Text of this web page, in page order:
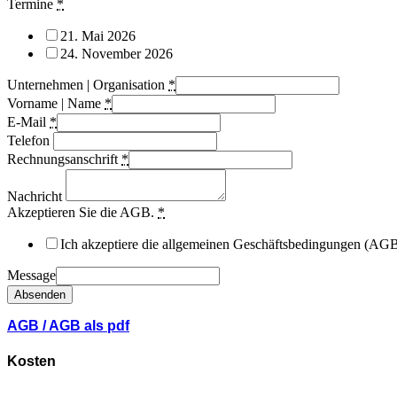
Termine *
21. Mai 2026
24. November 2026
Unternehmen | Organisation *
Vorname | Name *
E-Mail *
Telefon
Rechnungsanschrift *
Nachricht
Akzeptieren Sie die AGB. *
Ich akzeptiere die allgemeinen Geschäftsbedingungen
Message
Absenden
AGB /AGB als pdf
Kosten